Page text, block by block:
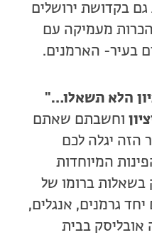
גם בקדושת ירושלים
מעמיקה עם
בעיר- הארמנים.
וחשבתם שאתם
הזה יגלה לכם
המיוחדות
בשאלות ברומו של
יחד גרמנים, אנגלים,
אובליסק בבית